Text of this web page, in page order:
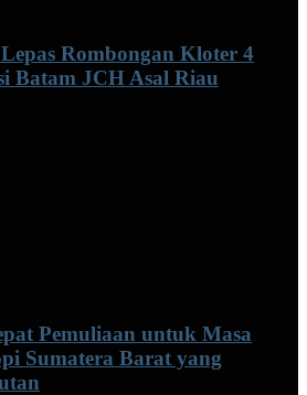
Rombongan Kloter 4
Batam JCH Asal Riau
Pemuliaan untuk Masa
Sumatera Barat yang